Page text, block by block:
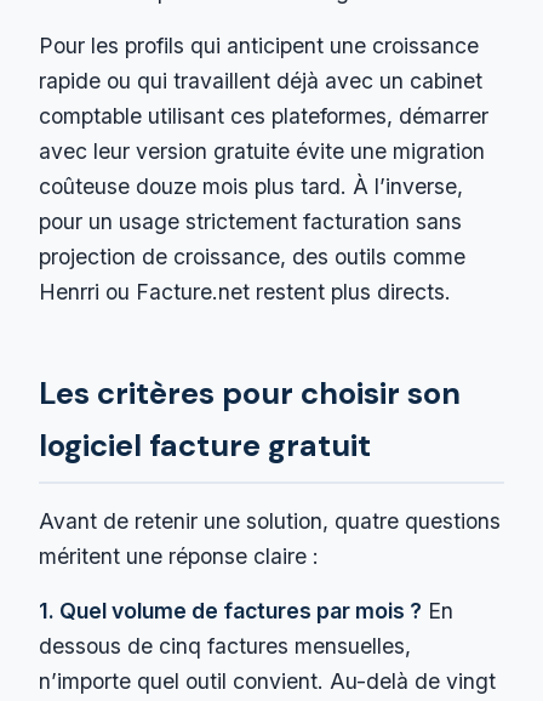
Pour les profils qui anticipent une croissance
rapide ou qui travaillent déjà avec un cabinet
comptable utilisant ces plateformes, démarrer
avec leur version gratuite évite une migration
coûteuse douze mois plus tard. À l’inverse,
pour un usage strictement facturation sans
projection de croissance, des outils comme
Henrri ou Facture.net restent plus directs.
Les critères pour choisir son
logiciel facture gratuit
Avant de retenir une solution, quatre questions
méritent une réponse claire :
1. Quel volume de factures par mois ? En
dessous de cinq factures mensuelles,
n’importe quel outil convient. Au-delà de vingt